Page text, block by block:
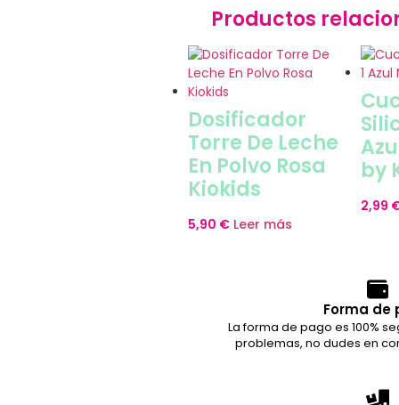
Productos
Dosificador
Torre De Leche
En Polvo Rosa
Kiokids
5,90 € Leer más
by
2,99
Forma de
La forma de pago es 100%
problemas, no dudes en